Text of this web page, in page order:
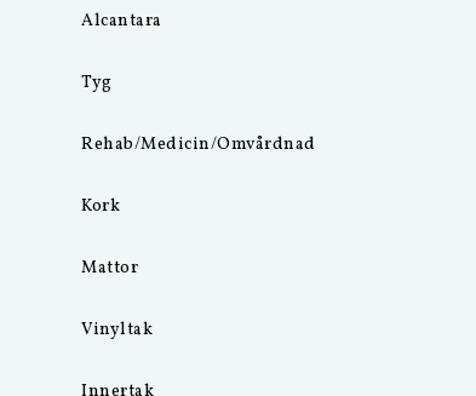
Alcantara
Tyg
Rehab/Medicin/Omvårdnad
Kork
Mattor
Vinyltak